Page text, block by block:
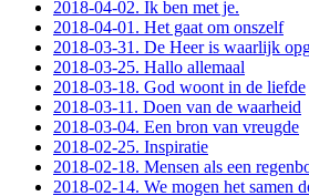
2018-04-02. Ik ben met je.
2018-04-01. Het gaat om onszelf
2018-03-31. De Heer is waarlijk
2018-03-25. Hallo allemaal
2018-03-18. God woont in de liefde
2018-03-11. Doen van de waarheid
2018-03-04. Een bron van vreugde
2018-02-25. Inspiratie
2018-02-18. Mensen als een
2018-02-14. We mogen het samen